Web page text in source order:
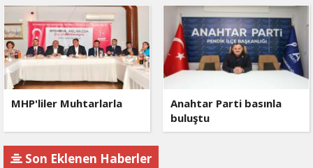
MHP'liler Muhtarlarla
Anahtar Parti basınla
buluştu
Son Eklenen Haberler